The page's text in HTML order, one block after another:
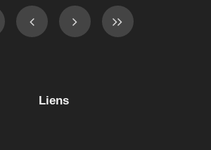
Liens